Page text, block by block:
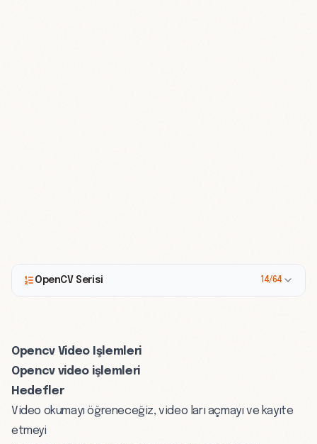
OpenCV Serisi 14/64
Opencv Video Işlemleri
Opencv video işlemleri
Hedefler
Video okumayı öğreneceğiz, video ları açmayı ve kayıte
etmeyi